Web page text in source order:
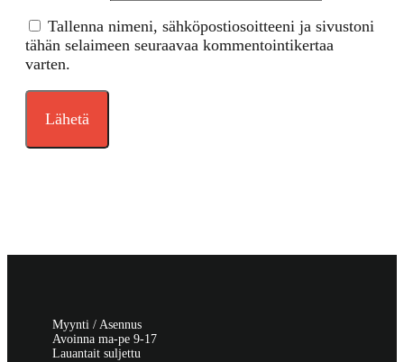
Tallenna nimeni, sähköpostiosoitteeni ja sivustoni
tähän selaimeen seuraavaa kommentointikertaa
varten.
Myynti / Asennus
Avoinna ma-pe 9-17
Lauantait suljettu